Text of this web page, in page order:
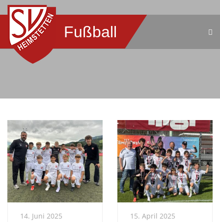
Fußball
14. Juni 2025 15. April 2025